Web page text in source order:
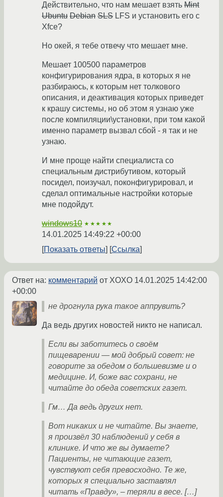
Действительно, что нам мешает взять Mint
Ubuntu Debian SLS LFS и установить его с
Xfce?
Но окей, я тебе отвечу что мешает мне.
Мешает 100500 параметров
конфигурирования ядра, в которых я не
разбираюсь, к которым нет толкового
описания, и деактивация которых приведет
к крашу системы, но об этом я узнаю уже
после компиляции\установки, при том какой
именно параметр вызвал сбой - я так и не
узнаю.
И мне проще найти специалиста со
специальным дистрибутивом, который
посидел, поизучал, поконфигурировал, и
сделал оптимальные настройки которые
мне подойдут.
windows10 ★★★★★
14.01.2025 14:49:22 +00:00
Показать ответы
Ссылка
Ответ на: комментарий от XOXO 14.01.2025 14:42:00
+00:00
не дрогнула рука такое аппрувить?
Да ведь других новостей никто не написал.
Если вы заботитесь о своём
пищеварении — мой добрый совет: не
говорите за обедом о большевизме и о
медицине. И, боже вас сохрани, не
читайте до обеда советских газет.
Гм… Да ведь других нет.
Вот никаких и не читайте. Вы знаете,
я произвёл 30 наблюдений у себя в
клинике. И что же вы думаете?
Пациенты, не читающие газет,
чувствуют себя превосходно. Те же,
которых я специально заставлял
читать «Правду», – теряли в весе. […]